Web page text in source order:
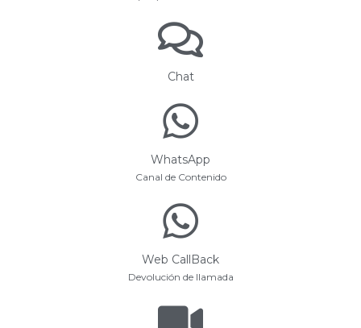
Chat
WhatsApp
Canal de Contenido
Web CallBack
Devolución de llamada